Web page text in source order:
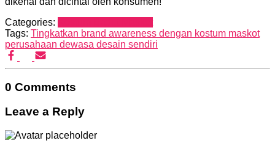
Categories:
Tags: Tingkatkan brand awareness dengan kostum maskot
perusahaan dewasa desain sendiri
0 Comments
Leave a Reply